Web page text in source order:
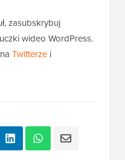
zasubskrybuj
wideo WordPress.
Twitterze i